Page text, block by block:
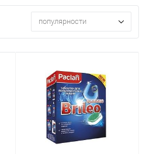
популярности